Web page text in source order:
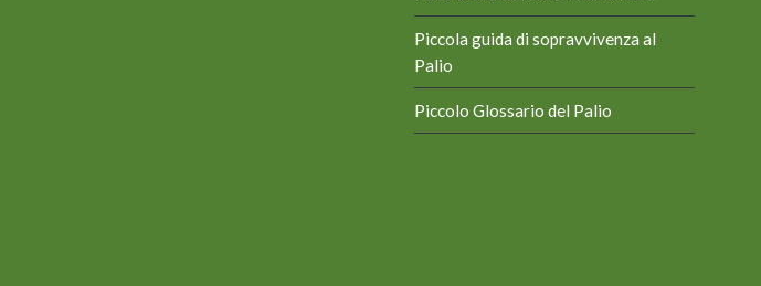
Piccola guida di sopravvivenza al
Palio
Piccolo Glossario del Palio